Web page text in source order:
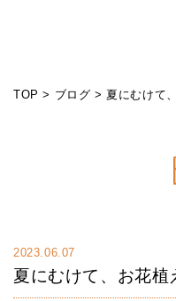
TOP > ブログ > 夏にむけて
2023.06.07
夏にむけて、お花植